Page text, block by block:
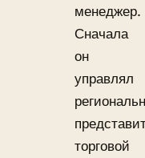
менеджер.
Сначала
он
управлял
торговой